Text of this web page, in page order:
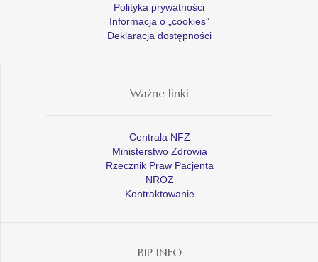
Polityka prywatności
Informacja o „cookies”
Deklaracja dostępności
Ważne linki
Centrala NFZ
Ministerstwo Zdrowia
Rzecznik Praw Pacjenta
NROZ
Kontraktowanie
BIP INFO